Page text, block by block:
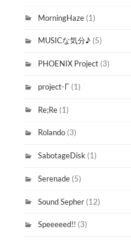
MorningHaze (1)
MUSICな気分♪ (5)
PHOENIX Project (3)
project-Γ (1)
Re;Re (1)
Rolando (3)
SabotageDisk (1)
Serenade (5)
Sound Sepher (12)
Speeeeed!! (3)